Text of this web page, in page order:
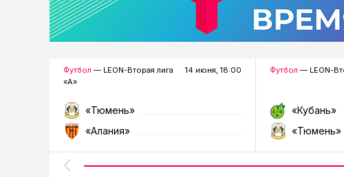
Футбол — LEON-Вторая лига
«А»
14 июня, 18:00
«Тюмень»
«Алания»
Футбол — LEON-
«Кубань»
«Тюмень»